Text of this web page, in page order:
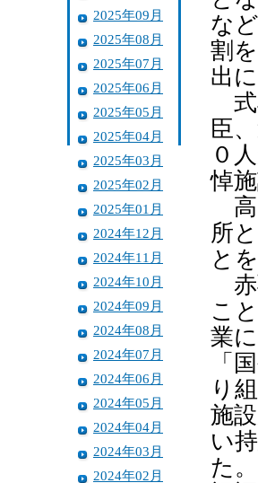
2025年09月
2025年08月
2025年07月
2025年06月
2025年05月
2025年04月
2025年03月
2025年02月
2025年01月
2024年12月
2024年11月
2024年10月
2024年09月
2024年08月
2024年07月
2024年06月
2024年05月
2024年04月
2024年03月
2024年02月
な
割
出
式
臣
０
悼
高
所
と
赤
こ
業
「
り
施
い
た